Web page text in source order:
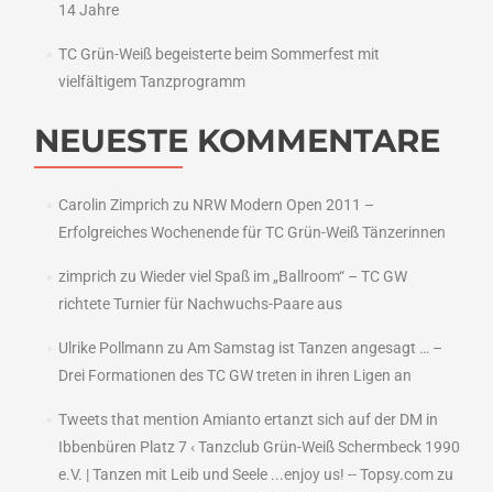
14 Jahre
TC Grün-Weiß begeisterte beim Sommerfest mit
vielfältigem Tanzprogramm
NEUESTE KOMMENTARE
Carolin Zimprich zu NRW Modern Open 2011 –
Erfolgreiches Wochenende für TC Grün-Weiß Tänzerinnen
zimprich zu Wieder viel Spaß im „Ballroom“ – TC GW
richtete Turnier für Nachwuchs-Paare aus
Ulrike Pollmann zu Am Samstag ist Tanzen angesagt … –
Drei Formationen des TC GW treten in ihren Ligen an
Tweets that mention Amianto ertanzt sich auf der DM in
Ibbenbüren Platz 7 ‹ Tanzclub Grün-Weiß Schermbeck 1990
e.V. | Tanzen mit Leib und Seele ...enjoy us! -- Topsy.comzu